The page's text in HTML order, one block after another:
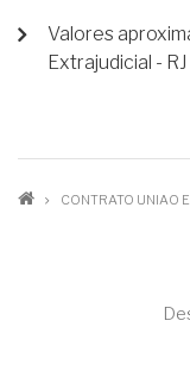
Valores
Extrajudicial -
TRILHA
CONTRATO UNIAO